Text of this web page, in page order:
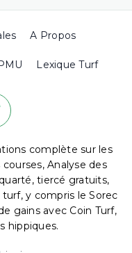
A Propos
Lexique Turf
complète sur les
Analyse des
tiercé gratuits,
y compris le Sorec
gains avec Coin Turf,
hippiques.